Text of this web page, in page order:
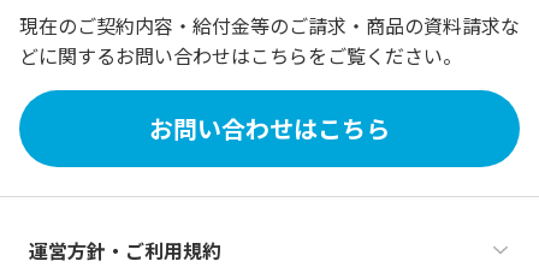
現在のご契約内容・給付金等のご請求・商品の資料請求な
どに関するお問い合わせはこちらをご覧ください。
お問い合わせはこちら
運営方針・ご利用規約